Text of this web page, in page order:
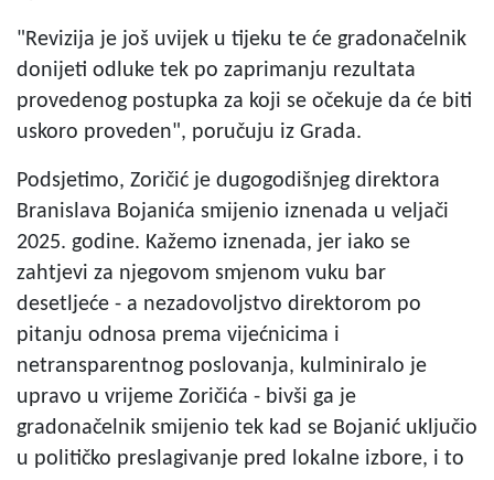
"Revizija je još uvijek u tijeku te će gradonačelnik
donijeti odluke tek po zaprimanju rezultata
provedenog postupka za koji se očekuje da će biti
uskoro proveden", poručuju iz Grada.
Podsjetimo, Zoričić je dugogodišnjeg direktora
Branislava Bojanića smijenio iznenada u veljači
2025. godine. Kažemo iznenada, jer iako se
zahtjevi za njegovom smjenom vuku bar
desetljeće - a nezadovoljstvo direktorom po
pitanju odnosa prema vijećnicima i
netransparentnog poslovanja, kulminiralo je
upravo u vrijeme Zoričića - bivši ga je
gradonačelnik smijenio tek kad se Bojanić uključio
u političko preslagivanje pred lokalne izbore, i to